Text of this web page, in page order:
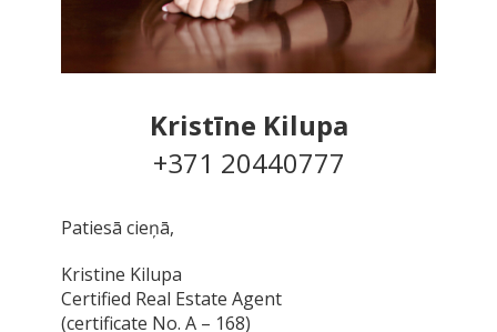
Kristīne Kilupa
+371 20440777
Patiesā cieņā,
Kristine Kilupa
Certified Real Estate Agent
(certificate No. A – 168)